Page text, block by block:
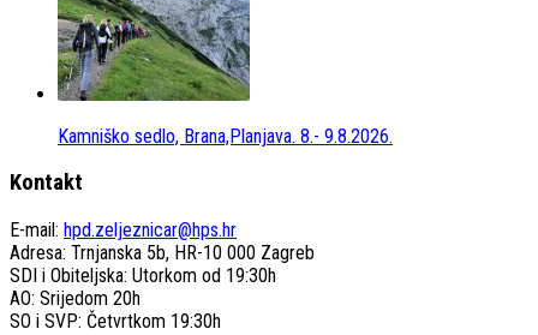
Kamniško sedlo, Brana,Planjava. 8.- 9.8.2026.
Kontakt
E-mail: hpd.zeljeznicar@hps.hr
Adresa: Trnjanska 5b, HR-10 000 Zagreb
SDI i Obiteljska: Utorkom od 19:30h
AO: Srijedom 20h
SO i SVP: Četvrtkom 19:30h